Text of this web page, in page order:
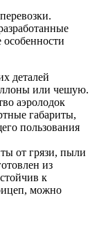
деталей
или чешую.
аэролодок
габариты,
пользования
от грязи, пыли
из
к
можно